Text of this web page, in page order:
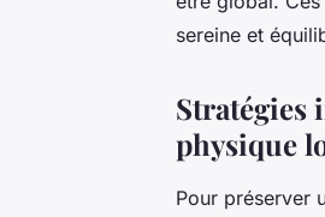
sereine et
Stratégies
physique
Pour préserver